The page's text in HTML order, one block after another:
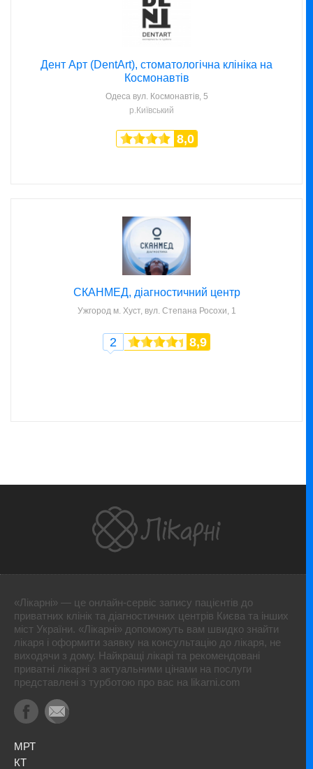
Дент Арт (DentArt), стоматологічна клініка на
Космонавтів
Одеса вул. Космонавтів, 5
р.Київський
8,0
СКАНМЕД, діагностичний центр
Ужгород м. Хуст, вул. Степана Росохи, 1
2 8,9
«Лікарні» — це онлайн-сервіс запису пацієнтів до
приватних клінік та діагностичних центрів Києва та інших
міст України. «Лікарні» допоможуть вам швидко знайти
лікаря і оформити заявку на консультацію до лікаря, не
виходячи з дому. Найкращі лікарі та рекомендовані
приватні лікарні з актуальними цінами на послуги
представлені з турботою про вас на likarni.com
МРТ
КТ